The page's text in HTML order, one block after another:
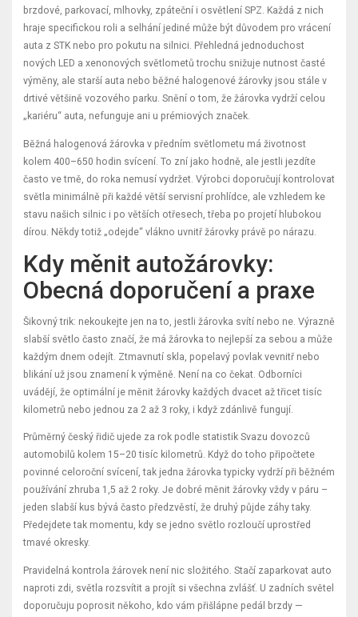
brzdové, parkovací, mlhovky, zpáteční i osvětlení SPZ. Každá z nich
hraje specifickou roli a selhání jediné může být důvodem pro vrácení
auta z STK nebo pro pokutu na silnici. Přehledná jednoduchost
nových LED a xenonových světlometů trochu snižuje nutnost časté
výměny, ale starší auta nebo běžné halogenové žárovky jsou stále v
drtivé většině vozového parku. Snění o tom, že žárovka vydrží celou
„kariéru“ auta, nefunguje ani u prémiových značek.
Běžná halogenová žárovka v předním světlometu má životnost
kolem 400–650 hodin svícení. To zní jako hodně, ale jestli jezdíte
často ve tmě, do roka nemusí vydržet. Výrobci doporučují kontrolovat
světla minimálně při každé větší servisní prohlídce, ale vzhledem ke
stavu našich silnic i po větších otřesech, třeba po projetí hlubokou
dírou. Někdy totiž „odejde“ vlákno uvnitř žárovky právě po nárazu.
Kdy měnit autožárovky:
Obecná doporučení a praxe
Šikovný trik: nekoukejte jen na to, jestli žárovka svítí nebo ne. Výrazně
slabší světlo často značí, že má žárovka to nejlepší za sebou a může
každým dnem odejít. Ztmavnutí skla, popelavý povlak vevnitř nebo
blikání už jsou znamení k výměně. Není na co čekat. Odborníci
uvádějí, že optimální je měnit žárovky každých dvacet až třicet tisíc
kilometrů nebo jednou za 2 až 3 roky, i když zdánlivě fungují.
Průměrný český řidič ujede za rok podle statistik Svazu dovozců
automobilů kolem 15–20 tisíc kilometrů. Když do toho připočtete
povinné celoroční svícení, tak jedna žárovka typicky vydrží při běžném
používání zhruba 1,5 až 2 roky. Je dobré měnit žárovky vždy v páru –
jeden slabší kus bývá často předzvěstí, že druhý půjde záhy taky.
Předejdete tak momentu, kdy se jedno světlo rozloučí uprostřed
tmavé okresky.
Pravidelná kontrola žárovek není nic složitého. Stačí zaparkovat auto
naproti zdi, světla rozsvítit a projít si všechna zvlášť. U zadních světel
doporučuju poprosit někoho, kdo vám přišlápne pedál brzdy —